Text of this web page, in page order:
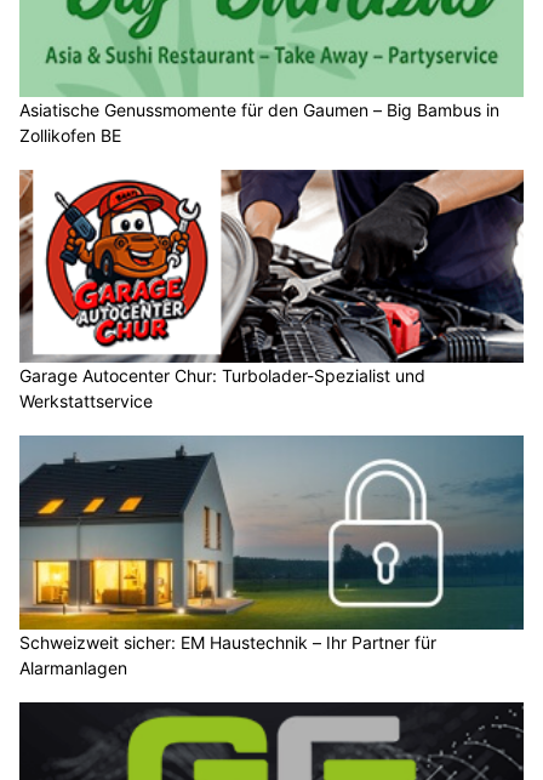
Asiatische Genussmomente für den Gaumen – Big Bambus in
Zollikofen BE
Garage Autocenter Chur: Turbolader-Spezialist und
Werkstattservice
Schweizweit sicher: EM Haustechnik – Ihr Partner für
Alarmanlagen